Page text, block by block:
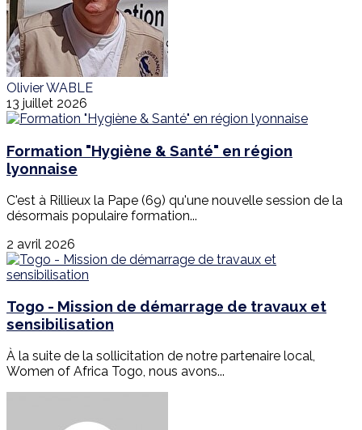
Olivier WABLE
13 juillet 2026
Formation "Hygiène & Santé" en région
lyonnaise
C'est à Rillieux la Pape (69) qu'une nouvelle session de la
désormais populaire formation...
2 avril 2026
Togo - Mission de démarrage de travaux et
sensibilisation
À la suite de la sollicitation de notre partenaire local,
Women of Africa Togo, nous avons...